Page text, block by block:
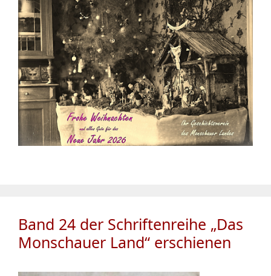
Band 24 der Schriftenreihe „Das
Monschauer Land“ erschienen